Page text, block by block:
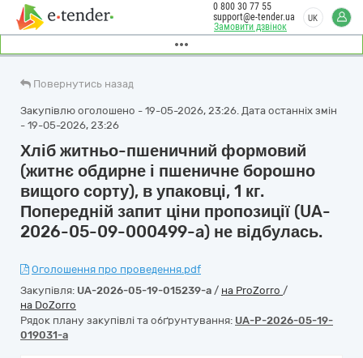
Замовити дзвінок
0 800 30 77 55
support@e-tender.ua
UK
Повернутись назад
Закупівлю оголошено - 19-05-2026, 23:26. Дата останніх змін
- 19-05-2026, 23:26
Хліб житньо-пшеничний формовий
(житнє обдирне і пшеничне борошно
вищого сорту), в упаковці, 1 кг.
Попередній запит ціни пропозиції (UA-
2026-05-09-000499-a) не відбулась.
Оголошення про проведення.pdf
Закупівля: UA-2026-05-19-015239-a / на ProZorro /
на DoZorro
Рядок плану закупівлі та обґрунтування: UA-P-2026-05-19-
019031-a